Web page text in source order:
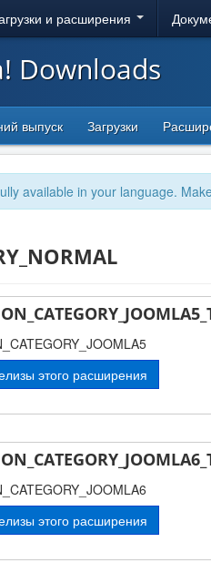
и расширения
Downloads
выпуск Загрузки
available in your language.
этого расширения
этого расширения